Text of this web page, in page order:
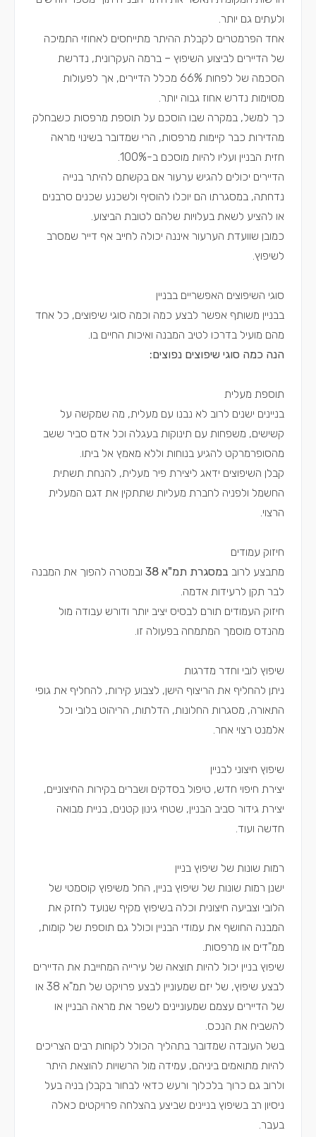
ולעתים גם יותר.
אחד הפרמטרים לקבלת ההיתר מתייחסים לאחוזי התמיכה
של הדיירים לביצוע השיפוץ – ברמה העקרונית, נדרשת
הסכמה של לפחות 66% מכלל הדיירים, אך לפעולות
מסוימות נדרש אחוז גבוה יותר.
כך למשל, במקרה שבו הוסכם על תוספת מרפסות כשבחלק
מהדירות כבר קיימות מרפסות, הרי שמדובר בשינוי מראה
חזית הבניין ועליו להיות מוסכם ב-100%.
הדיירים יכולים להגיש ערעור אם בקשתם להיתר בנייה
נדחתה, במסגרתו הם יוכלו להוסיף ולשכנע שכנים סרבנים
או להציע לשאת בעלויות שלהם לטובת הביצוע.
כמובן שוועדת הערעור איננה יכולה לחייב אף דייר שמסרב
לשיפוץ.
סוגי השיפוצים האפשריים בבניין
בבניין משותף אפשר לבצע כמה וכמה סוגי שיפוצים, כל אחד
מהם מועיל בדרכו לטיב המבנה ואיכות החיים בו.
הנה כמה סוגי שיפוצים נפוצים:
תוספת מעלית
בניינים ישנים לרוב לא נבנו עם מעלית, מה שמקשה על
קשישים, משפחות עם תינוקות בעגלה וכל אדם סביר ששב
מהסופרמרקט להגיע בנוחות וללא מאמץ אל ביתו.
קבלן השיפוצים ידאג ליצירת פיר מעלית, להנחת תשתית
החשמל ולפניה לחברת מעליות שתתקין את דגם המעלית
הרצוי.
חיזוק עמודים
מתבצע לרוב במסגרת תמ"א 38
ובמטרה להפוך את המבנה
לבר תקן לרעידות אדמה.
חיזוק העמודים תורם לבסיס יציב יותר ודורש עבודה מול
מהנדס מוסמך המתמחה בפעולה זו.
שיפוץ לובי וחדר מדרגות
ניתן להחליף את הריצוף הישן, לצבוע קירות, להחליף את גופי
התאורה, מסגרות החלונות, הדלתות, הריהוט בלובי וכל
אלמנט רצוי אחר.
שיפוץ חיצוני לבניין
יצירת חיפוי חדש, טיפול בסדקים ושברים בקירות החיצוניים,
יצירת גידור סביב הבניין, שטחי גינון קטנים, בניית מבואה
חדשה ועוד.
רמות שונות של שיפוץ בניין
ישנן רמות שונות של שיפוץ בניין, החל משיפוץ קוסמטי של
הלובי וצביעה חיצונית וכלה בשיפוץ מקיף שנועד לחזק את
המבנה החושף את עמודי הבניין וכולל גם תוספת של קומות,
ממ"דים או מרפסות.
שיפוץ בניין יכול להיות תוצאה של עירייה המחייבת את הדיירים
לבצע שיפוץ, של יזם שמעוניין לבצע פרויקט של תמ"א 38 או
של הדיירים עצמם שמעוניינים לשפר את מראה הבניין או
להשביח את הנכס.
בשל העובדה שמדובר בתהליך הכולל לקוחות רבים הצריכים
להיות מתואמים ביניהם, עמידה מול הרשויות להוצאת היתר
ולרוב גם כרוך בלכלוך ורעש כדאי לבחור בקבלן בניה בעל
ניסיון רב בשיפוץ בניינים שביצע בהצלחה פרויקטים כאלה
בעבר.